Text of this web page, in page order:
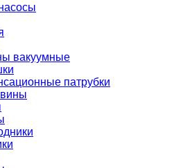
вакуумные
патрубки